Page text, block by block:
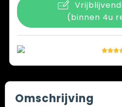
(binnen 4u
Omschrijving